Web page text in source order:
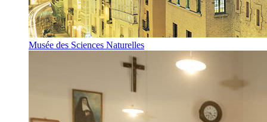
Musée des Sciences Naturelles